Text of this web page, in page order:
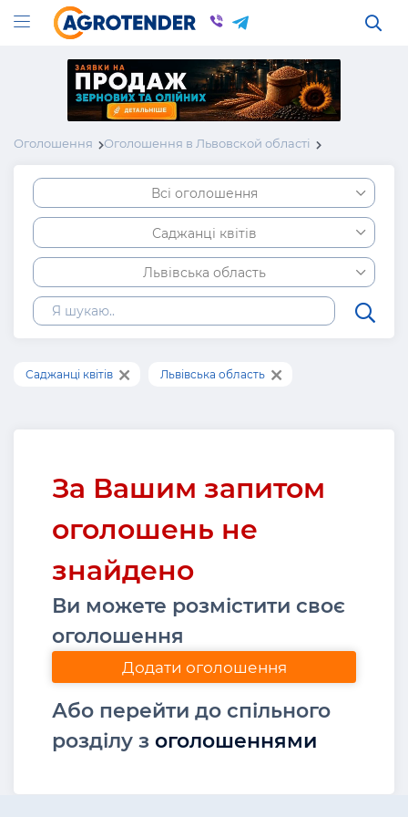
Оголошення Оголошення в Львовской області
Всі оголошення
Саджанці квітів
Львівська область
Саджанці квітів Львівська область
За Вашим запитом
оголошень не
знайдено
Ви можете розмістити своє
оголошення
Додати оголошення
Або перейти до спільного
розділу з оголошеннями